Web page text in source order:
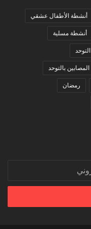
أنشطة الأطفال عشقي
أنشطة مسلية
التوحد
المصابين بالتوحد
رمضان